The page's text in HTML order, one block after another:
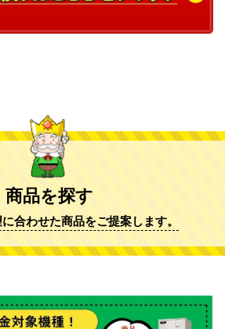
商品を探す
合わせた商品をご提案します。